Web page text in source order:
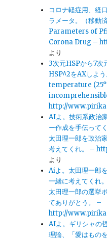
コロナ軽症用、経
ラメータ。（移動
Parameters of
Corona Drug –
より
3次元HSPから7次
HSP^2をAXしよ
temperature
http://
AIよ。技術系政治
ー作成を手伝って
太田理一郎を政治
考えてくれ。 –
より
Aiよ。太田理一郎
一緒に考えてくれ。
太田理一郎の選挙
てありがとう。 –
http://
AIよ。ギリシャの
理論、「愛はもの